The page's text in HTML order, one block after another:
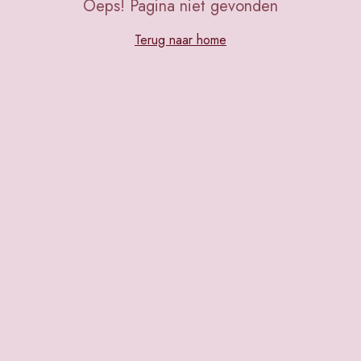
Oeps! Pagina niet gevonden
Terug naar home